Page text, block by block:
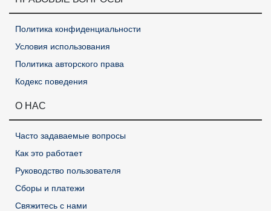
Политика конфиденциальности
Условия использования
Политика авторского права
Кодекс поведения
О НАС
Часто задаваемые вопросы
Как это работает
Руководство пользователя
Сборы и платежи
Свяжитесь с нами